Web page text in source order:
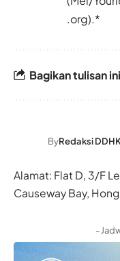
.org).*
Bagikan tulisan ini
ByRedaksi
Alamat: Flat D, 3/F
Causeway Bay,
-